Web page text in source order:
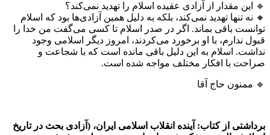
🔹 این مقدار از آزادی عقیده اسلام را تهدید نمی‌کند؟
🔸 نه تنها تهدید نمی‌کند، بلکه به دلیل همین آزادی‌ها بود که اسلام
توانست باقی بماند. اگر در صدر اسلام تا کسی می‌گفت من خدا را
قبول ندارم، با او برخورد می‌کردند، امروز دیگر اسلامی وجود
نداشت. اسلام به این دلیل باقی مانده است که با شجاعت و
صراحت با افکار مختلف مواجه شده است.
🔹 ممنون حاج آقا
برداشتی از کتاب: آینده انقلاب اسلامی ایران، (آزادی بحث در تاریخ